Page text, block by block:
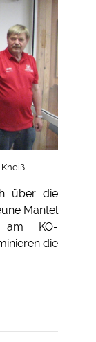
über die
Mantel
am KO-
die